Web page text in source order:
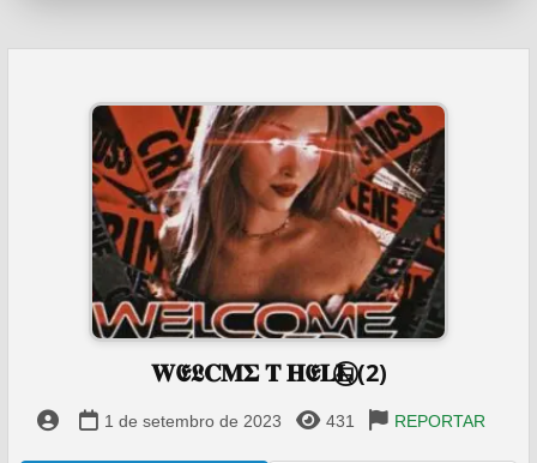
𝐖𝕰𝕷𝐂𝐌𝚺 𝐓 𝐇𝕰𝐋𝐋⃝⃥⃪⃧ (2)
1 de setembro de 2023 431 REPORTAR